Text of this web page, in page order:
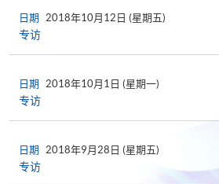
日期 2018年10月12日 (星期五)
专访
日期 2018年10月1日 (星期一)
专访
日期 2018年9月28日 (星期五)
专访